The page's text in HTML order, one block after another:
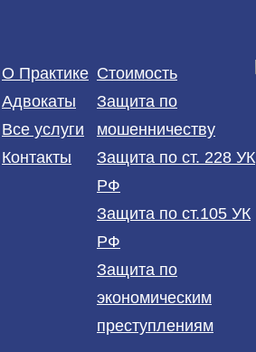
О Практике
Адвокаты
Все услуги
Контакты
Стоимость
Защита по
мошенничеству
Защита по ст. 228 УК
РФ
Защита по ст.105 УК
РФ
Защита по
экономическим
преступлениям